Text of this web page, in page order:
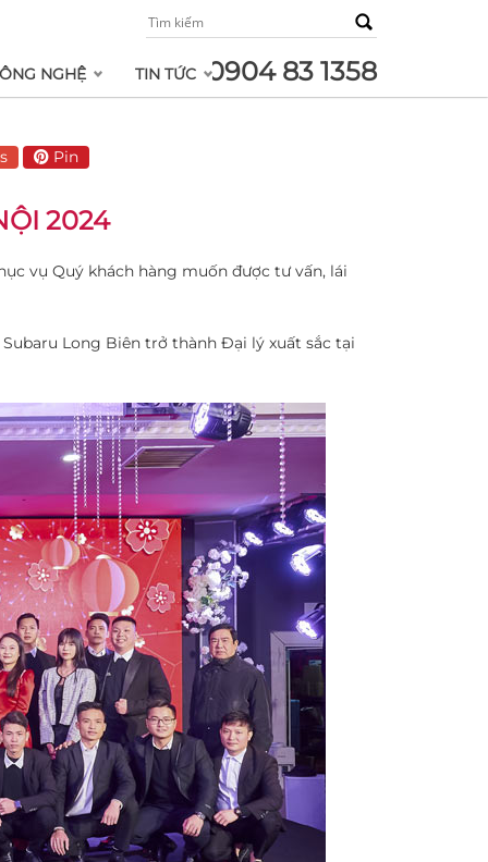
0904 83 1358
NGHỆ TIN TỨC
Pin
2024
vụ Quý khách hàng muốn được tư vấn, lái
Long Biên trở thành Đại lý xuất sắc tại